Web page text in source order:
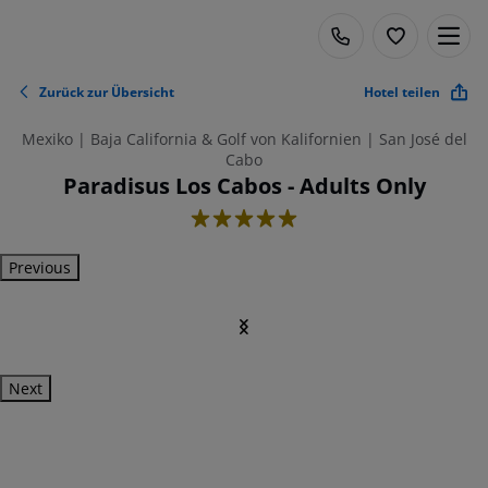
Zurück zur Übersicht Hotel teilen
Mexiko | Baja California & Golf von Kalifornien | San José del
Cabo
Paradisus Los Cabos - Adults Only
5
Previous
Next